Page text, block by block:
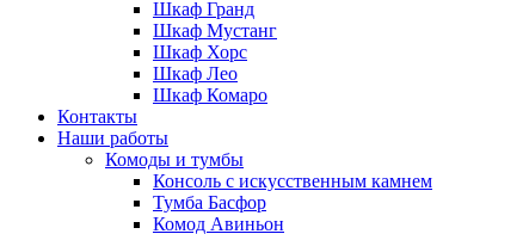
Шкаф Гранд
Шкаф Мустанг
Шкаф Хорс
Шкаф Лео
Шкаф Комаро
Контакты
Наши работы
Комоды и тумбы
Консоль с искусственным камнем
Тумба Басфор
Комод Авиньон